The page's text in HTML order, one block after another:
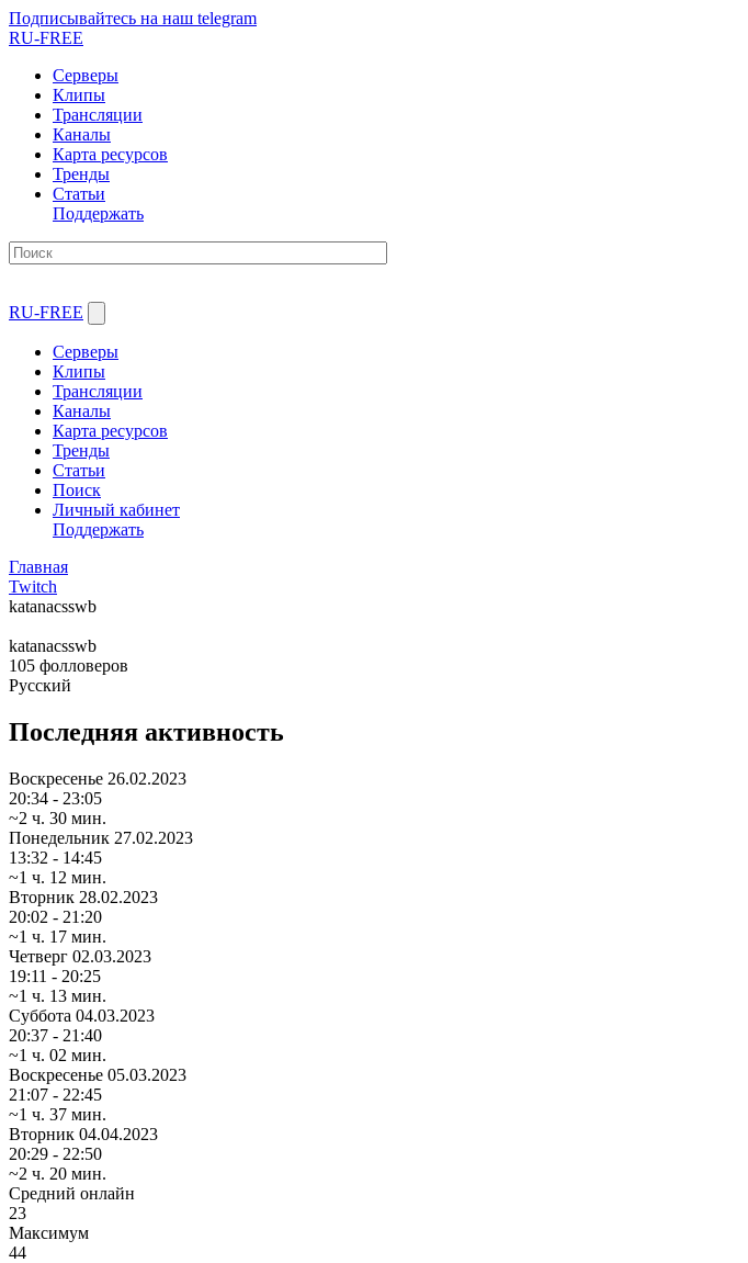
Подписывайтесь на наш telegram
RU-FREE
Серверы
Клипы
Трансляции
Каналы
Карта ресурсов
Тренды
Статьи
Поддержать
RU-FREE
Серверы
Клипы
Трансляции
Каналы
Карта ресурсов
Тренды
Статьи
Поиск
Личный кабинет
Поддержать
Главная
Twitch
katanacsswb
katanacsswb
105 фолловеров
Русский
Последняя активность
Воскресенье 26.02.2023
20:34 - 23:05
~2 ч. 30 мин.
Понедельник 27.02.2023
13:32 - 14:45
~1 ч. 12 мин.
Вторник 28.02.2023
20:02 - 21:20
~1 ч. 17 мин.
Четверг 02.03.2023
19:11 - 20:25
~1 ч. 13 мин.
Суббота 04.03.2023
20:37 - 21:40
~1 ч. 02 мин.
Воскресенье 05.03.2023
21:07 - 22:45
~1 ч. 37 мин.
Вторник 04.04.2023
20:29 - 22:50
~2 ч. 20 мин.
Средний онлайн
23
Максимум
44